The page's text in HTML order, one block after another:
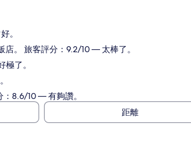
。
。 旅客評分：9.2/10 — 太棒了。
了。
8.6/10 — 有夠讚。
距離